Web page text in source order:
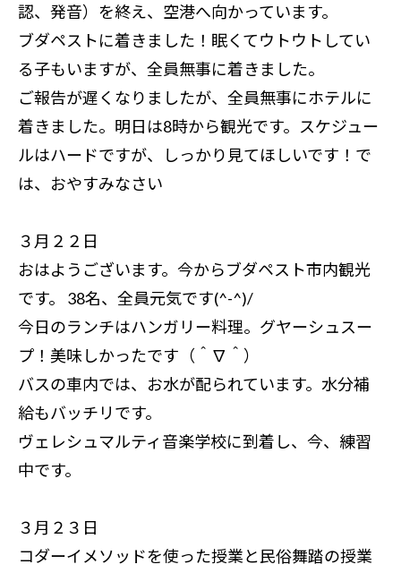
認、発音）を終え、空港へ向かっています。
ブダペストに着きました！眠くてウトウトしてい
る子もいますが、全員無事に着きました。
ご報告が遅くなりましたが、全員無事にホテルに
着きました。明日は8時から観光です。スケジュー
ルはハードですが、しっかり見てほしいです！で
は、おやすみなさい
３月２２日
おはようございます。今からブダペスト市内観光
です。 38名、全員元気です(^-^)/
今日のランチはハンガリー料理。グヤーシュスー
プ！美味しかったです（＾∇＾）
バスの車内では、お水が配られています。水分補
給もバッチリです。
ヴェレシュマルティ音楽学校に到着し、今、練習
中です。
３月２３日
コダーイメソッドを使った授業と民俗舞踏の授業